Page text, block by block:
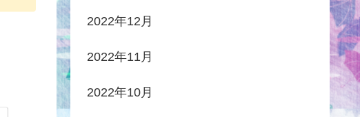
2022年12月
2022年11月
2022年10月